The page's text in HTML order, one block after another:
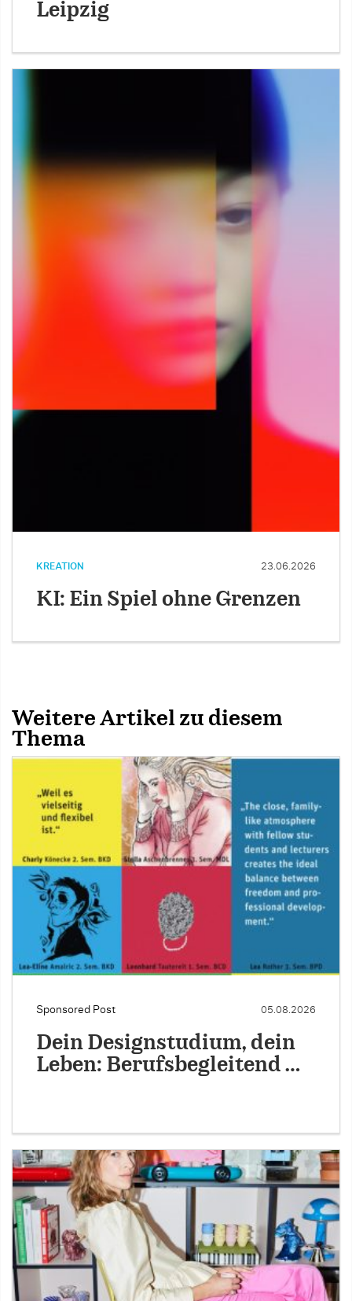
Leipzig
KREATION 23.06.2026
KI: Ein Spiel ohne Grenzen
Weitere Artikel zu diesem
Thema
Sponsored Post 05.08.2026
Dein Designstudium, dein
Leben: Berufsbegleitend …